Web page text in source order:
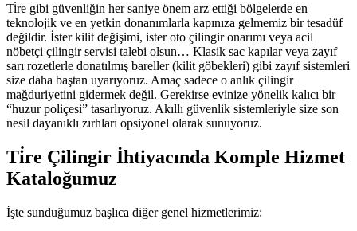
Ti̇re gibi güvenliğin her saniye önem arz ettiği bölgelerde en
teknolojik ve en yetkin donanımlarla kapınıza gelmemiz bir tesadüf
değildir. İster kilit değişimi, ister oto çilingir onarımı veya acil
nöbetçi çilingir servisi talebi olsun… Klasik sac kapılar veya zayıf
sarı rozetlerle donatılmış bareller (kilit göbekleri) gibi zayıf sistemleri
size daha baştan uyarıyoruz. Amaç sadece o anlık çilingir
mağduriyetini gidermek değil. Gerekirse evinize yönelik kalıcı bir
“huzur poliçesi” tasarlıyoruz. Akıllı güvenlik sistemleriyle size son
nesil dayanıklı zırhları opsiyonel olarak sunuyoruz.
Ti̇re Çilingir İhtiyacında Komple Hizmet
Kataloğumuz
İşte sunduğumuz başlıca diğer genel hizmetlerimiz: